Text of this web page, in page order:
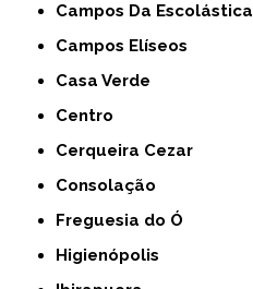
Campos Da Escolástica
Campos Elíseos
Casa Verde
Centro
Cerqueira Cezar
Consolação
Freguesia do Ó
Higienópolis